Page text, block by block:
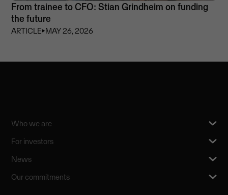
From trainee to CFO: Stian Grindheim on funding
the future
ARTICLE⏵MAY 26, 2026
Who we are
For investors
News
Our commitments